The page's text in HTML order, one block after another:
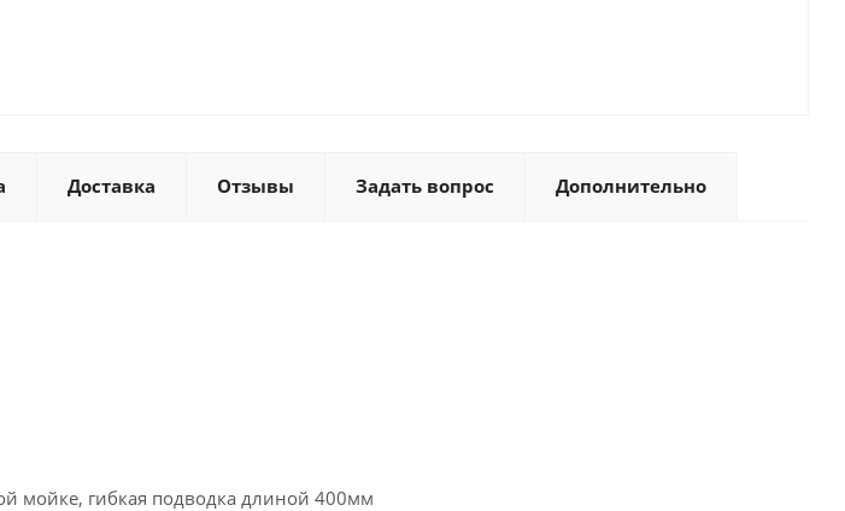
Доставка Отзывы Задать вопрос Дополнительно
мойке, гибкая подводка длиной 400мм